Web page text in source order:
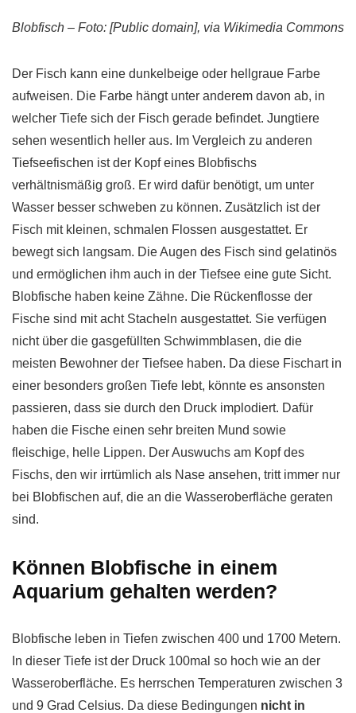
Blobfisch – Foto: [Public domain], via Wikimedia Commons
Der Fisch kann eine dunkelbeige oder hellgraue Farbe
aufweisen. Die Farbe hängt unter anderem davon ab, in
welcher Tiefe sich der Fisch gerade befindet. Jungtiere
sehen wesentlich heller aus. Im Vergleich zu anderen
Tiefseefischen ist der Kopf eines Blobfischs
verhältnismäßig groß. Er wird dafür benötigt, um unter
Wasser besser schweben zu können. Zusätzlich ist der
Fisch mit kleinen, schmalen Flossen ausgestattet. Er
bewegt sich langsam. Die Augen des Fisch sind gelatinös
und ermöglichen ihm auch in der Tiefsee eine gute Sicht.
Blobfische haben keine Zähne. Die Rückenflosse der
Fische sind mit acht Stacheln ausgestattet. Sie verfügen
nicht über die gasgefüllten Schwimmblasen, die die
meisten Bewohner der Tiefsee haben. Da diese Fischart in
einer besonders großen Tiefe lebt, könnte es ansonsten
passieren, dass sie durch den Druck implodiert. Dafür
haben die Fische einen sehr breiten Mund sowie
fleischige, helle Lippen. Der Auswuchs am Kopf des
Fischs, den wir irrtümlich als Nase ansehen, tritt immer nur
bei Blobfischen auf, die an die Wasseroberfläche geraten
sind.
Können Blobfische in einem
Aquarium gehalten werden?
Blobfische leben in Tiefen zwischen 400 und 1700 Metern.
In dieser Tiefe ist der Druck 100mal so hoch wie an der
Wasseroberfläche. Es herrschen Temperaturen zwischen 3
und 9 Grad Celsius. Da diese Bedingungen nicht in